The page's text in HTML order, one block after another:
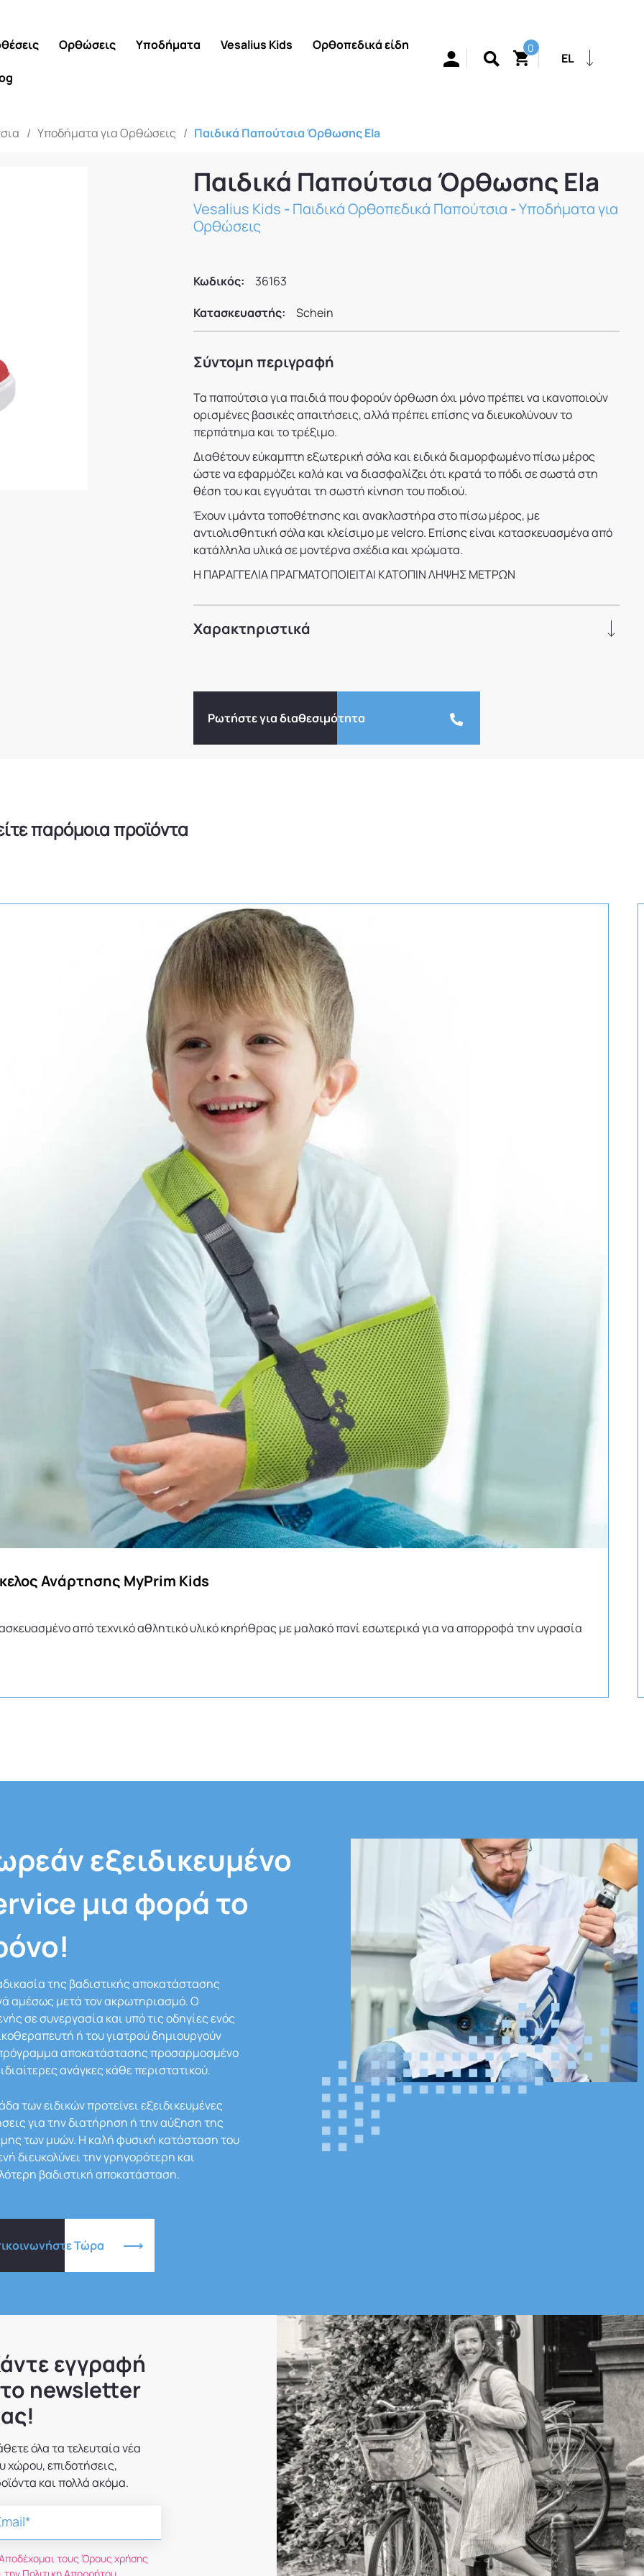
Ορθώσεις Υποδήματα Vesalius Kids Ορθοπεδικά είδη 0
EL
/ Υποδήματα για Ορθώσεις / Παιδικά Παπούτσια Όρθωσης Ela
Παιδικά Παπούτσια Όρθωσης Ela
Vesalius Kids -Παιδικά Ορθοπεδικά Παπούτσια -Υποδήματα για
Ορθώσεις
Κωδικός:
36163
Κατασκευαστής:
Schein
Σύντομη περιγραφή
Τα παπούτσια για παιδιά που φορούν όρθωση όχι μόνο πρέπει να ικανοποιούν
ορισμένες βασικές απαιτήσεις, αλλά πρέπει επίσης να διευκολύνουν το
περπάτημα και το τρέξιμο.
Διαθέτουν εύκαμπτη εξωτερική σόλα και ειδικά διαμορφωμένο πίσω μέρος
ώστε να εφαρμόζει καλά και να διασφαλίζει ότι κρατά το πόδι σε σωστά στη
θέση του και εγγυάται τη σωστή κίνηση του ποδιού.
Έχουν ιμάντα τοποθέτησης και ανακλαστήρα στο πίσω μέρος, με
αντιολισθητική σόλα και κλείσιμο με velcro. Επίσης είναι κατασκευασμένα από
κατάλληλα υλικά σε μοντέρνα σχέδια και χρώματα.
Η ΠΑΡΑΓΓΕΛΙΑ ΠΡΑΓΜΑΤΟΠΟΙΕΙΤΑΙ ΚΑΤΟΠΙΝ ΛΗΨΗΣ ΜΕΤΡΩΝ
Χαρακτηριστικά
Ρωτήστε για διαθεσιμότητα
παρόμοια προϊόντα
Ανάρτησης MyPrim Kids
από τεχνικό αθλητικό υλικό κηρήθρας με μαλακό πανί εσωτερικά για να απορροφά την υγρασία
εξειδικευμένο
μια φορά το
της βαδιστικής αποκατάστασης
αμέσως μετά τον ακρωτηριασμό. Ο
σε συνεργασία και υπό τις οδηγίες ενός
ή του γιατρού δημιουργούν
αποκατάστασης προσαρμοσμένο
ανάγκες κάθε περιστατικού.
των ειδικών προτείνει εξειδικευμένες
για την διατήρηση ή την αύξηση της
των μυών. Η καλή φυσική κατάσταση του
διευκολύνει την γρηγορότερη και
βαδιστική αποκατάσταση.
Τώρα
εγγραφή
newsletter
όλα τα τελευταία νέα
χώρου, επιδοτήσεις,
και πολλά ακόμα.
τους Όρους χρήσης
την Πολιτικη Απορρήτου